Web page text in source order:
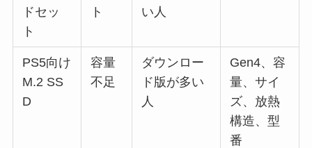
ドセッ
ト
ト
い人
PS5向け
M.2 SS
D
容量
不足
ダウンロー
ド版が多い
人
Gen4、容
量、サイ
ズ、放熱
構造、型
番